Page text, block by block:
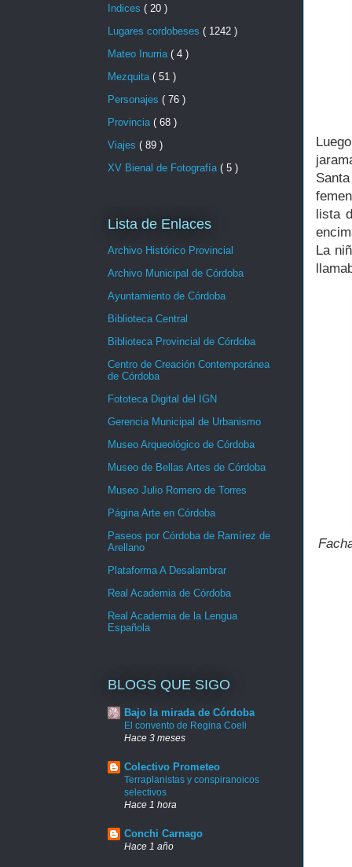
lista
La
Indices ( 20 )
Lugares cordobeses ( 1242 )
Mateo Inurria ( 4 )
Mezquita ( 51 )
Personajes ( 76 )
Provincia ( 68 )
Viajes ( 89 )
XV Bienal de Fotografía ( 5 )
Lista de Enlaces
Archivo Histórico Provincial
Archivo Municipal de Córdoba
Ayuntamiento de Córdoba
Biblioteca Central
Biblioteca Provincial de Córdoba
Centro de Creación Contemporánea
de Córdoba
Fototeca Digital del IGN
Gerencia Municipal de Urbanismo
Museo Arqueológico de Córdoba
Museo de Bellas Artes de Córdoba
Museo Julio Romero de Torres
Página Arte en Córdoba
Paseos por Córdoba de Ramírez de
Arellano
Plataforma A Desalambrar
Real Academia de Córdoba
Real Academia de la Lengua
Española
BLOGS QUE SIGO
Bajo la mirada de Córdoba
El convento de Regina Coeli
Hace 3 meses
Colectivo Prometeo
Terraplanistas y conspiranoicos
selectivos
Hace 1 hora
Conchi Carnago
Hace 1 año